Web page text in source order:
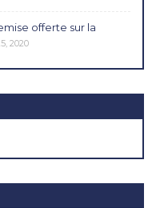
offerte sur la
2020